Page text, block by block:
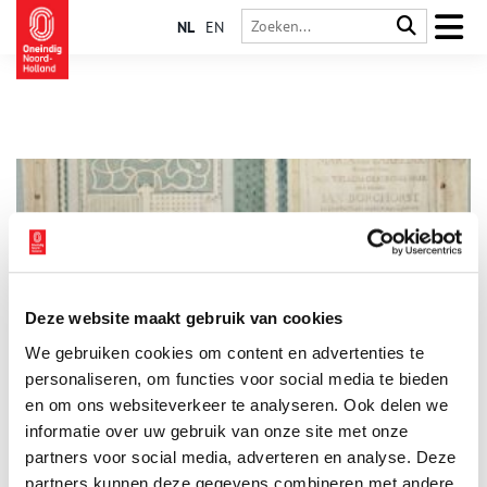
Deze website maakt gebruik van cookies
We gebruiken cookies om content en advertenties te
personaliseren, om functies voor social media te bieden
en om ons websiteverkeer te analyseren. Ook delen we
informatie over uw gebruik van onze site met onze
partners voor social media, adverteren en analyse. Deze
partners kunnen deze gegevens combineren met andere
NL EN
Voor 1612 stroomde er water door de Beemster. De kleine
rivier de Bamestra groeide in de Middeleeuwen uit tot een
ware binnenzee die in verbinding lag met de toenmalige
Zuiderzee. Aan het begin van de Gouden Eeuw vatte de rijke
koopman Dirk van Os, samen met zijn broer Hendrik, het plan
op om de Beemster droog te leggen, om deze vruchtbare
grond te bebouwen. Hiervoor was toestemming nodig van een